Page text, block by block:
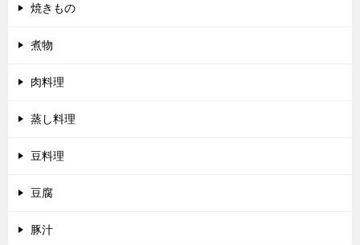
焼きもの
煮物
肉料理
蒸し料理
豆料理
豆腐
豚汁